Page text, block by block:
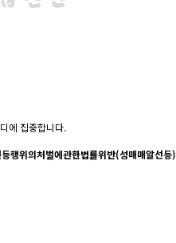
에 집중합니다.
행위의처벌에관한법률위반(성매매알선등)